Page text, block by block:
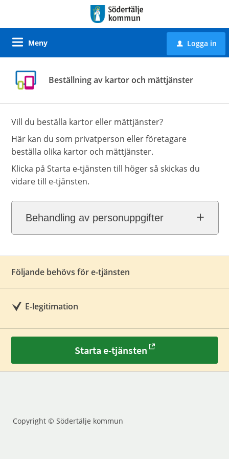
Meny u Logga in
Beställning av kartor och mättjänster
Vill du beställa kartor eller mättjänster?
Här kan du som privatperson eller företagare
beställa olika kartor och mättjänster.
Klicka på Starta e-tjänsten till höger så skickas du
vidare till e-tjänsten.
Behandling av personuppgifter
Följande behövs för e-tjänsten
E-legitimation
Starta e-tjänsten
Copyright © Södertälje kommun